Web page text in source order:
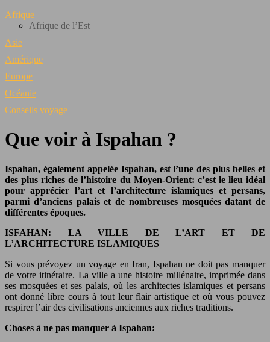
Afrique
Afrique de l’Est
Asie
Amérique
Europe
Océanie
Conseils voyage
Que voir à Ispahan ?
Ispahan, également appelée Ispahan, est l’une des plus belles et
des plus riches de l’histoire du Moyen-Orient: c’est le lieu idéal
pour apprécier l’art et l’architecture islamiques et persans,
parmi d’anciens palais et de nombreuses mosquées datant de
différentes époques.
ISFAHAN: LA VILLE DE L’ART ET DE
L’ARCHITECTURE ISLAMIQUES
Si vous prévoyez un voyage en Iran, Ispahan ne doit pas manquer
de votre itinéraire. La ville a une histoire millénaire, imprimée dans
ses mosquées et ses palais, où les architectes islamiques et persans
ont donné libre cours à tout leur flair artistique et où vous pouvez
respirer l’air des civilisations anciennes aux riches traditions.
Choses à ne pas manquer à Ispahan: